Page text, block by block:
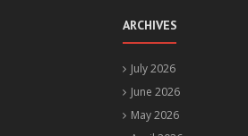
ARCHIVES
July 2026
June 2026
May 2026